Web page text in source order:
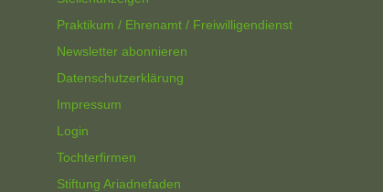
Praktikum / Ehrenamt / Freiwilligendienst
Newsletter abonnieren
Datenschutzerklärung
Impressum
Login
Tochterfirmen
Stiftung Ariadnefaden